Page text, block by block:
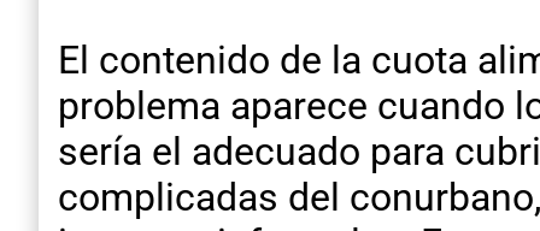
El contenido de la cuota
problema aparece cuando
sería el adecuado para
complicadas del